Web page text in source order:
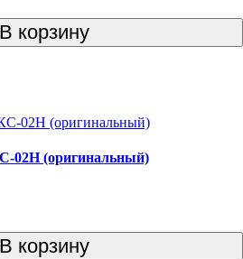
В корзину
02Н (оригинальный)
В корзину